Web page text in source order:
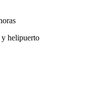
y helipuerto